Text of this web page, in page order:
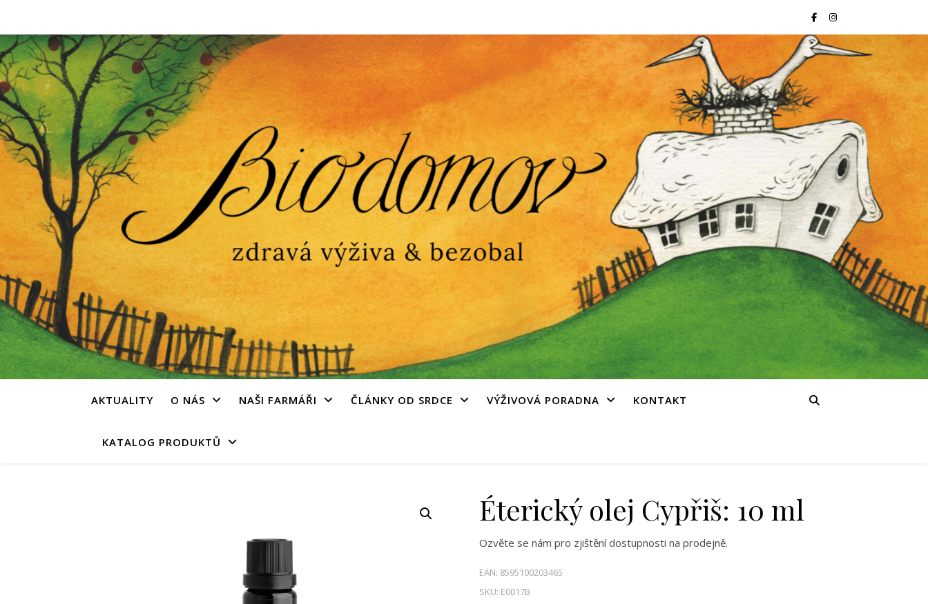
AKTUALITY O NÁS NAŠI FARMÁŘI ČLÁNKY OD SRDCE VÝŽIVOVÁ PORADNA KONTAKT
KATALOG PRODUKTŮ
Éterický olej Cypřiš: 10 ml
Ozvěte se nám pro zjištění dostupnosti na prodejně.
EAN: 8595100203465
SKU: E0017B